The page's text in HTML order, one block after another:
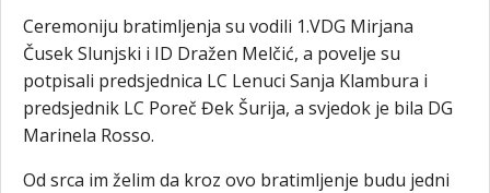
Ceremoniju bratimljenja su vodili 1.VDG Mirjana
Čusek Slunjski i ID Dražen Melčić, a povelje su
potpisali predsjednica LC Lenuci Sanja Klambura i
predsjednik LC Poreč Đek Šurija, a svjedok je bila DG
Marinela Rosso.
Od srca im želim da kroz ovo bratimljenje budu jedni